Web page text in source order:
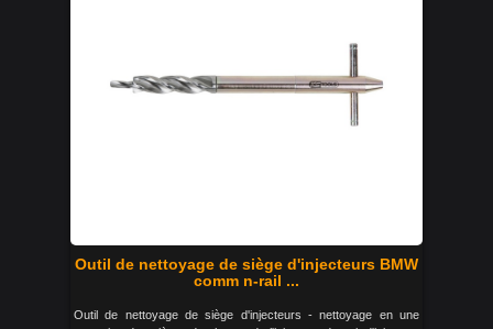
Outil de nettoyage de siège d'injecteurs BMW
comm n-rail ...
Outil de nettoyage de siège d'injecteurs - nettoyage en une